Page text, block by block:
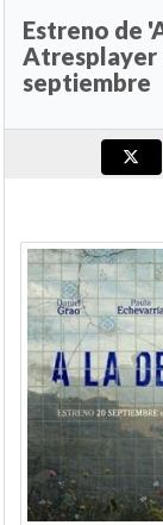
Estreno de
Atresplayer
septiembre